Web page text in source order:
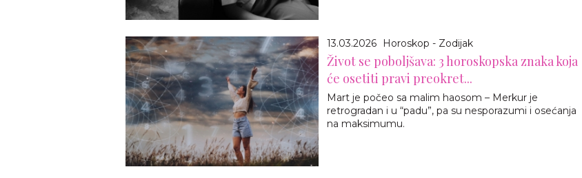
13.03.2026 Horoskop - Zodijak
Život se poboljšava: 3 horoskopska znaka koja
će osetiti pravi preokret...
Mart je počeo sa malim haosom – Merkur je
retrogradan i u “padu”, pa su nesporazumi i osećanja
na maksimumu.